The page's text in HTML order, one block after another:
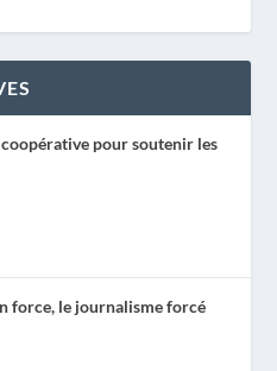
pour soutenir les
force, le journalisme forcé